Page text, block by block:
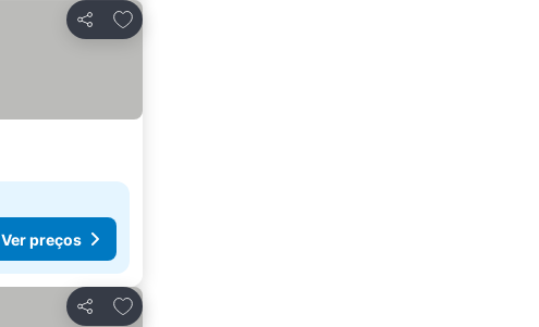
Partilhar
Adicionar aos favoritos
Ver preços
Partilhar
Adicionar aos favoritos